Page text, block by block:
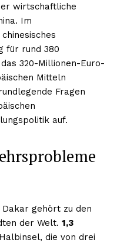
wirtschaftliche
Im
für rund 380
320-Millionen-Euro-
Mitteln
Fragen
auf.
gehört zu den
der Welt. 1,3
die von drei